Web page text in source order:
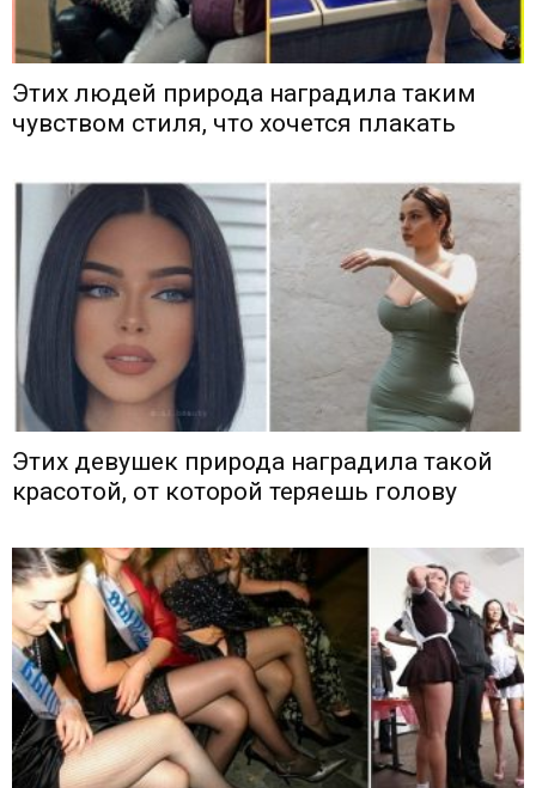
Этих людей природа наградила таким
чувством стиля, что хочется плакать
Этих девушек природа наградила такой
красотой, от которой теряешь голову